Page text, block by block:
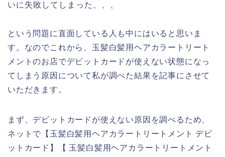
いに失敗してしまった、、、
という問題に直面している人も中にはいると思いま
す。なのでこれから、玉髪白髪用ヘアカラートリート
メントのお店でデビットカードが使えない状態になっ
てしまう原因について私が調べた結果を記事にさせて
いただきます。
まず、デビットカードが使えない原因を調べるため、
ネットで【玉髪白髪用ヘアカラートリートメント デビ
ットカード】【 玉髪白髪用ヘアカラートリートメント